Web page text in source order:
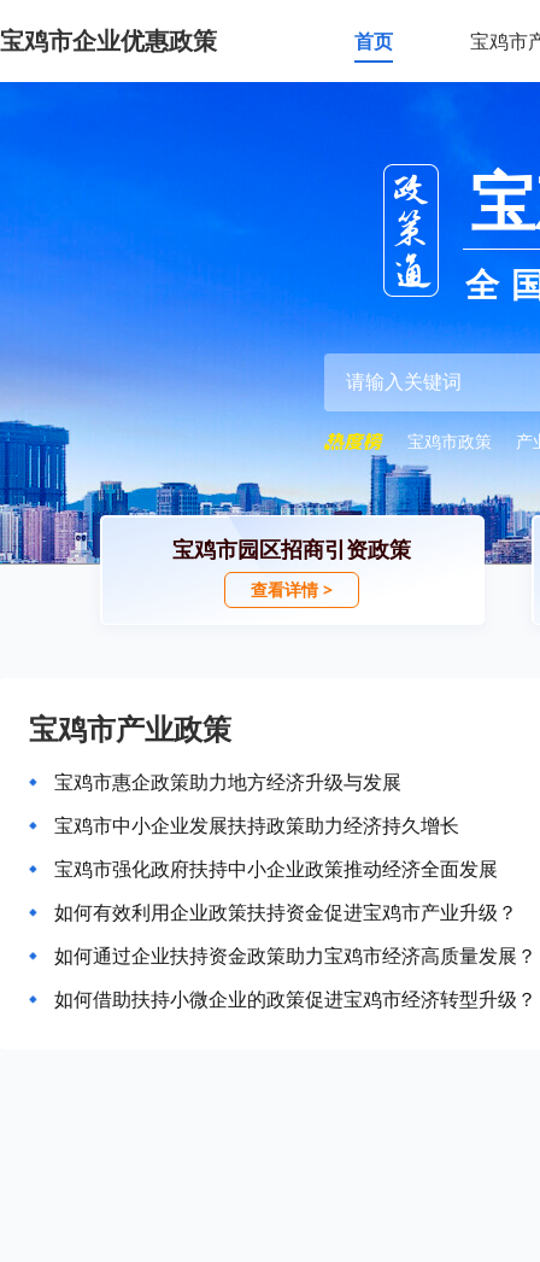
宝鸡市企业优惠政策 首页 宝鸡市
全
宝鸡市政策 产
宝鸡市园区招商引资政策
查看详情 >
宝鸡市产业政策
宝鸡市惠企政策助力地方经济升级与发展
宝鸡市中小企业发展扶持政策助力经济持久增长
宝鸡市强化政府扶持中小企业政策推动经济全面发展
如何有效利用企业政策扶持资金促进宝鸡市产业升级？
如何通过企业扶持资金政策助力宝鸡市经济高质量发展？
如何借助扶持小微企业的政策促进宝鸡市经济转型升级？